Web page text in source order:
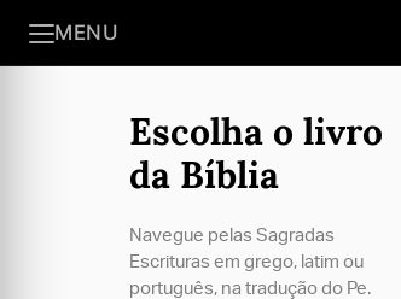
MENU
Escolha o livro
da Bíblia
Navegue pelas Sagradas
Escrituras em grego, latim ou
português, na tradução do Pe.